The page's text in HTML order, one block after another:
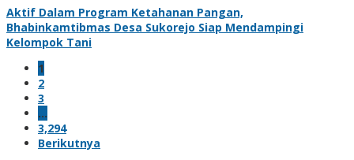
Aktif Dalam Program Ketahanan Pangan,
Bhabinkamtibmas Desa Sukorejo Siap Mendampingi
Kelompok Tani
1
2
3
…
3,294
Berikutnya